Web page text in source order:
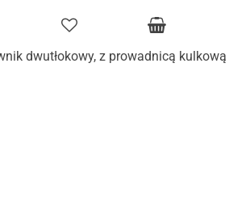
dwutłokowy, z prowadnicą kulkową